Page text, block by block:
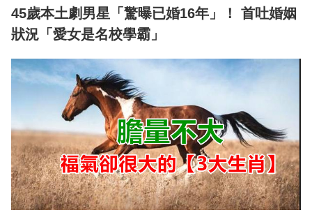
45歲本土劇男星「驚曝已婚16年」！ 首吐婚姻
狀況「愛女是名校學霸」